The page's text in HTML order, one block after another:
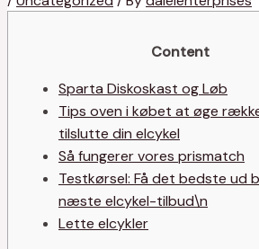
Content
Sparta Diskoskast og Løb
Tips oven i købet at øge
tilslutte din elcykel
Så fungerer vores prismatch
Testkørsel: Få det bedste ud
næste elcykel-tilbud\n
Lette elcykler